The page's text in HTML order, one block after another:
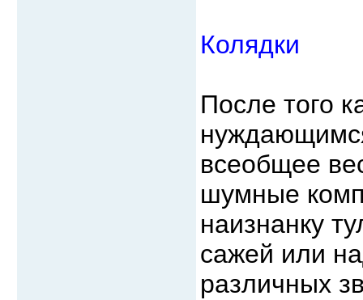
Колядки
После того
всеобщее
шумные
наизнанку
сажей или
различных